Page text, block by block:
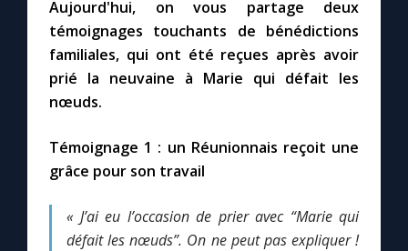
Le magazine
Le site internet
Avec Thérèse de Lisieux
Aujourd'hui, on vous partage deux
témoignages touchants de bénédictions
familiales, qui ont été reçues après avoir
prié la neuvaine à Marie qui défait les
nœuds.
Témoignage 1 : un Réunionnais reçoit une
grâce pour son travail
« J’ai eu l’occasion de prier avec “Marie qui
défait les nœuds”. On ne peut pas expliquer !